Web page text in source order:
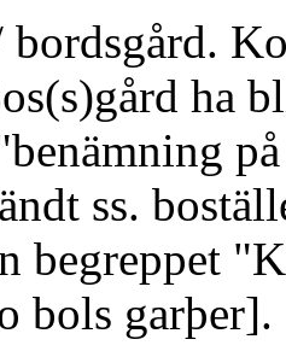
bordsgård.
ha
ss.
begreppet
bols garþer].